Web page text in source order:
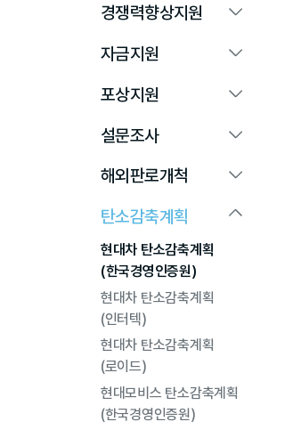
경쟁력향상지원
자금지원
포상지원
설문조사
해외판로개척
탄소감축계획
현대차 탄소감축계획
(한국경영인증원)
현대차 탄소감축계획
(인터텍)
현대차 탄소감축계획
(로이드)
현대모비스 탄소감축계획
(한국경영인증원)